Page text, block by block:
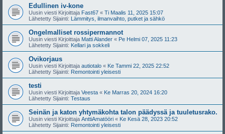
Edullinen iv-kone
Uusin viesti Kirjoittaja Fast67 « Ti Maalis 11, 2025 15:07
Lähetetty Sijainti: Lämmitys, ilmanvaihto, putket ja sähkö
Ongelmalliset rossipermannot
Uusin viesti Kirjoittaja Matti Alander « Pe Helmi 07, 2025 11:23
Lähetetty Sijainti: Kellari ja sokkeli
Ovikorjaus
Uusin viesti Kirjoittaja autiotalo « Ke Tammi 22, 2025 22:52
Lähetetty Sijainti: Remontointi yleisesti
testi
Uusin viesti Kirjoittaja Veesta « Ke Marras 20, 2024 16:20
Lähetetty Sijainti: Testaus
Seinän ja katon yhtymäkohta talon päädyssä ja tuuletusrako.
Uusin viesti Kirjoittaja AnttiAmatööri « Ke Kesä 28, 2023 20:52
Lähetetty Sijainti: Remontointi yleisesti